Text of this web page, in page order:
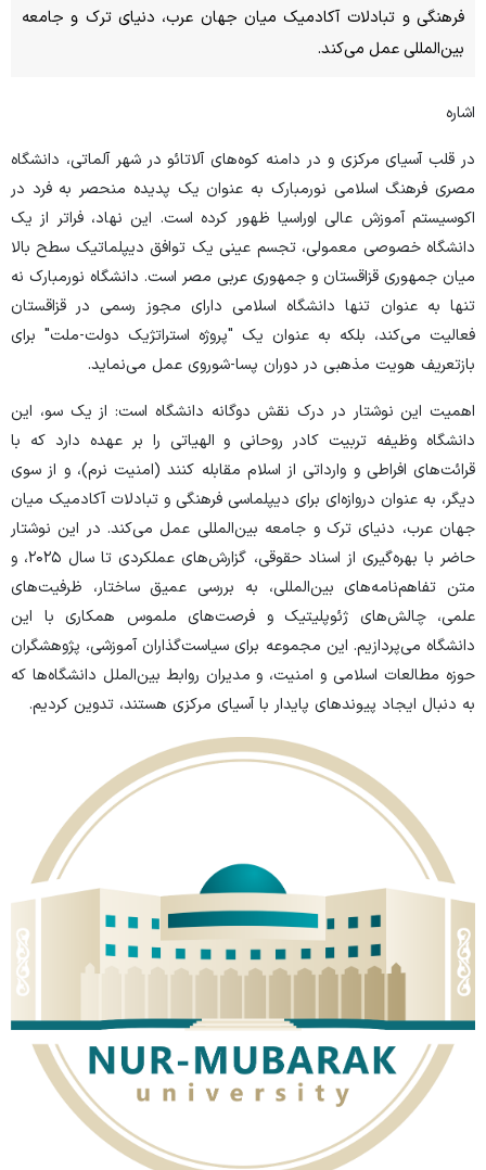
فرهنگی و تبادلات آکادمیک میان جهان عرب، دنیای ترک و جامعه
بین‌المللی عمل می‌کند.
اشاره
در قلب آسیای مرکزی و در دامنه کوه‌های آلاتائو در شهر آلماتی، دانشگاه
مصری فرهنگ اسلامی نورمبارک به عنوان یک پدیده منحصر به فرد در
اکوسیستم آموزش عالی اوراسیا ظهور کرده است. این نهاد، فراتر از یک
دانشگاه خصوصی معمولی، تجسم عینی یک توافق دیپلماتیک سطح بالا
میان جمهوری قزاقستان و جمهوری عربی مصر است. دانشگاه نورمبارک نه
تنها به عنوان تنها دانشگاه اسلامی دارای مجوز رسمی در قزاقستان
فعالیت می‌کند، بلکه به عنوان یک "پروژه استراتژیک دولت-ملت" برای
بازتعریف هویت مذهبی در دوران پسا-شوروی عمل می‌نماید.
اهمیت این نوشتار در درک نقش دوگانه دانشگاه است: از یک سو، این
دانشگاه وظیفه تربیت کادر روحانی و الهیاتی را بر عهده دارد که با
قرائت‌های افراطی و وارداتی از اسلام مقابله کنند (امنیت نرم)، و از سوی
دیگر، به عنوان دروازه‌ای برای دیپلماسی فرهنگی و تبادلات آکادمیک میان
جهان عرب، دنیای ترک و جامعه بین‌المللی عمل می‌کند. در این نوشتار
حاضر با بهره‌گیری از اسناد حقوقی، گزارش‌های عملکردی تا سال ۲۰۲۵، و
متن تفاهم‌نامه‌های بین‌المللی، به بررسی عمیق ساختار، ظرفیت‌های
علمی، چالش‌های ژئوپلیتیک و فرصت‌های ملموس همکاری با این
دانشگاه می‌پردازیم. این مجموعه برای سیاست‌گذاران آموزشی، پژوهشگران
حوزه مطالعات اسلامی و امنیت، و مدیران روابط بین‌الملل دانشگاه‌ها که
به دنبال ایجاد پیوندهای پایدار با آسیای مرکزی هستند، تدوین کردیم.